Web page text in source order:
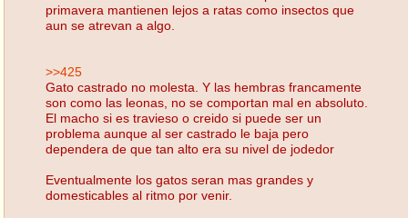
primavera mantienen lejos a ratas como insectos que
aun se atrevan a algo.
>>425
Gato castrado no molesta. Y las hembras francamente
son como las leonas, no se comportan mal en absoluto.
El macho si es travieso o creido si puede ser un
problema aunque al ser castrado le baja pero
dependera de que tan alto era su nivel de jodedor
Eventualmente los gatos seran mas grandes y
domesticables al ritmo por venir.